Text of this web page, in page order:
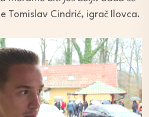
Tomislav Cindrić, igrač Ilovca.